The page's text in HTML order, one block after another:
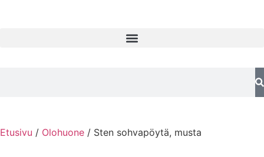
Etusivu / Olohuone / Sten sohvapöytä, musta